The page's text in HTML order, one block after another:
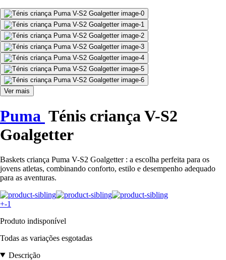
Ver mais
Puma Ténis criança V-S2
Goalgetter
Baskets criança Puma V-S2 Goalgetter : a escolha perfeita para os
jovens atletas, combinando conforto, estilo e desempenho adequado
para as aventuras.
+-1
Produto indisponível
Todas as variações esgotadas
Descrição